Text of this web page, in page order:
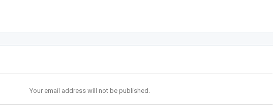
Your email address will not be published.